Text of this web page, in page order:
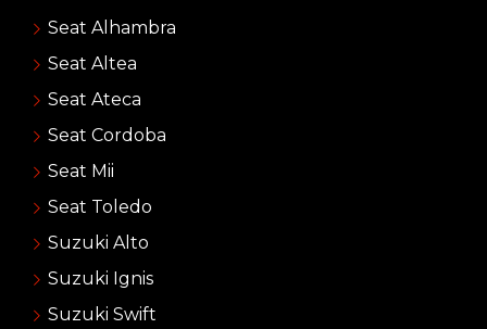
Seat Alhambra
Seat Altea
Seat Ateca
Seat Cordoba
Seat Mii
Seat Toledo
Suzuki Alto
Suzuki Ignis
Suzuki Swift